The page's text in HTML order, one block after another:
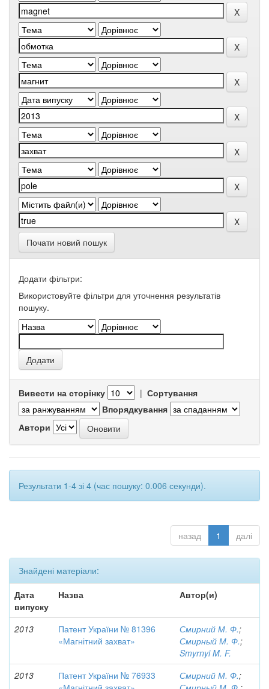
Почати новий пошук
Додати фільтри:
Використовуйте фільтри для уточнення результатів
пошуку.
Вивести на сторінку | Сортування
Впорядкування
Автори
Результати 1-4 зі 4 (час пошуку: 0.006 секунди).
назад 1 далі
Знайдені матеріали:
Дата
випуску
Назва Автор(и)
2013
Патент України № 81396
«Магнітний захват»
Смирний М. Ф.;
Смирный М. Ф.;
Smyrnyi M. F.
2013
Патент України № 76933
Смирний М. Ф.;